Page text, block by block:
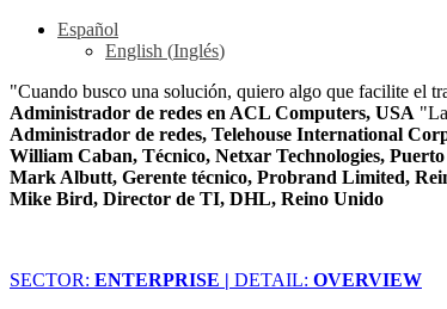
Español
English (Inglés)
"Cuando busco una solución, quiero algo que facilite el
Administrador de redes en ACL Computers, USA
Administrador de redes, Telehouse International
William Caban, Técnico, Netxar Technologies,
Mark Albutt, Gerente técnico, Probrand Limited,
Mike Bird, Director de TI, DHL, Reino Unido
SECTOR: ENTERPRISE | DETAIL: OVERVIEW